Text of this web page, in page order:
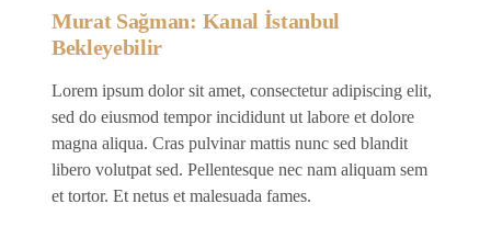
Murat Sağman: Kanal İstanbul
Bekleyebilir
Lorem ipsum dolor sit amet, consectetur adipiscing elit,
sed do eiusmod tempor incididunt ut labore et dolore
magna aliqua. Cras pulvinar mattis nunc sed blandit
libero volutpat sed. Pellentesque nec nam aliquam sem
et tortor. Et netus et malesuada fames.